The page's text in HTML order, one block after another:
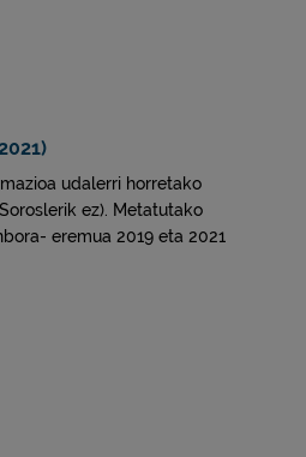
udalerri horretako
ez). Metatutako
eremua 2019 eta 2021